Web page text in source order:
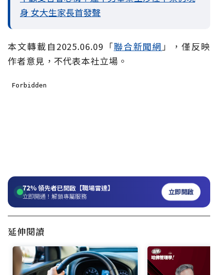
身 女大生家長首發聲
本文轉載自2025.06.09「聯合新聞網 」，僅反映
作者意見，不代表本社立場。
72%領先者已開啟【職場雷達】
立即開通！解鎖專屬服務 立即開啟
延伸閱讀